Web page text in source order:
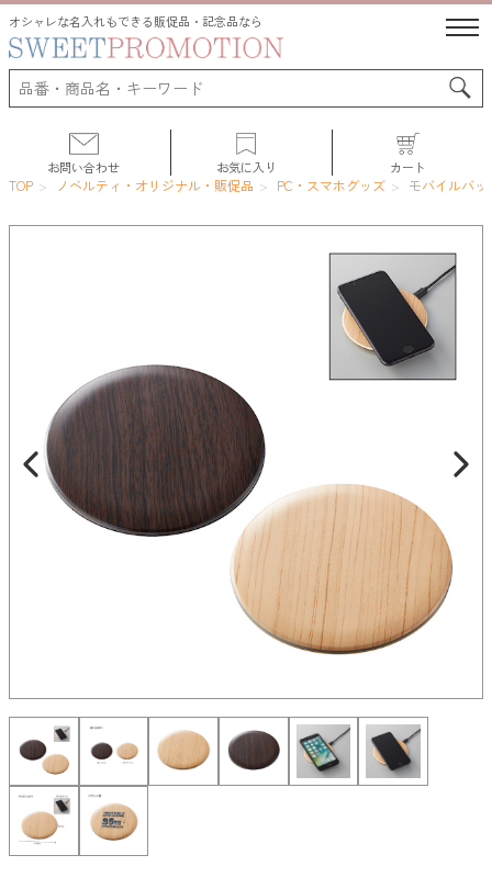
オシャレな名入れもできる販促品・記念品なら
お問い合わせ お気に入り カート
初めての方へ
よくある質問
ご注文・包装について
スイプロマガジン
営業日カレンダー
キーワード検索
TOP ノベルティ・オリジナル・販促品 PC・スマホグッズ モバイルバッ